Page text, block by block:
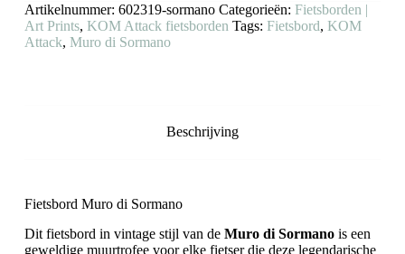
Artikelnummer: 602319-sormano Categorieën: Fietsborden |
Art Prints, KOM Attack fietsborden Tags: Fietsbord, KOM
Attack, Muro di Sormano
Beschrijving
Fietsbord Muro di Sormano
Dit fietsbord in vintage stijl van de Muro di Sormanois een
geweldige muurtrofee voor elke fietser die deze legendarische